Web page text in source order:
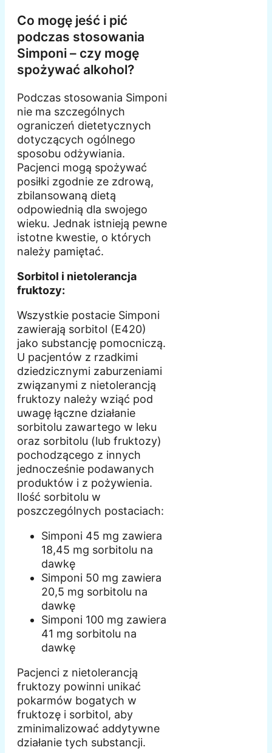
Co mogę jeść i pić
podczas stosowania
Simponi – czy mogę
spożywać alkohol?
Podczas stosowania Simponi
nie ma szczególnych
ograniczeń dietetycznych
dotyczących ogólnego
sposobu odżywiania.
Pacjenci mogą spożywać
posiłki zgodnie ze zdrową,
zbilansowaną dietą
odpowiednią dla swojego
wieku. Jednak istnieją pewne
istotne kwestie, o których
należy pamiętać.
Sorbitol i nietolerancja
fruktozy:
Wszystkie postacie Simponi
zawierają sorbitol (E420)
jako substancję pomocniczą.
U pacjentów z rzadkimi
dziedzicznymi zaburzeniami
związanymi z nietolerancją
fruktozy należy wziąć pod
uwagę łączne działanie
sorbitolu zawartego w leku
oraz sorbitolu (lub fruktozy)
pochodzącego z innych
jednocześnie podawanych
produktów i z pożywienia.
Ilość sorbitolu w
poszczególnych postaciach:
Simponi 45 mg zawiera
18,45 mg sorbitolu na
dawkę
Simponi 50 mg zawiera
20,5 mg sorbitolu na
dawkę
Simponi 100 mg zawiera
41 mg sorbitolu na
dawkę
Pacjenci z nietolerancją
fruktozy powinni unikać
pokarmów bogatych w
fruktozę i sorbitol, aby
zminimalizować addytywne
działanie tych substancji.